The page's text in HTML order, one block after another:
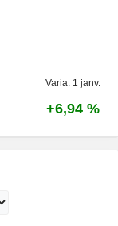
Varia. 1 janv.
+6,94 %